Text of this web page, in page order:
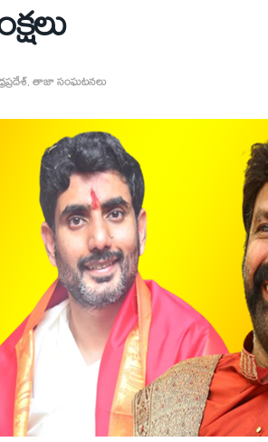
,తాజా సంఘటనలు